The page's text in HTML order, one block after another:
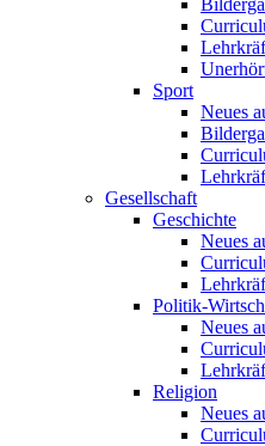
Sport
Neues
Gesellschaft
Geschichte
Neues
Politik-
Neues
Religion
Neues